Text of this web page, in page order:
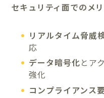
セキュリティ面でのメ
リアルタイム脅威
応
データ暗号化とア
強化
コンプライアンス